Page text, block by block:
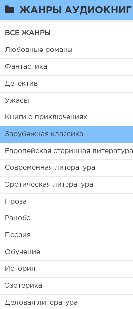
ЖАНРЫ АУДИОКНИГ
ВСЕ ЖАНРЫ
Любовные романы
Фантастика
Детектив
Ужасы
Книги о приключениях
Зарубежная классика
Европейская старинная литература
Современная литература
Эротическая литература
Проза
Ранобэ
Поэзия
Обучение
История
Эзотерика
Деловая литература